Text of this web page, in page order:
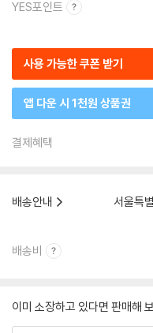
YES포인트
사용 가능한 쿠폰 받기
앱 다운 시 1천원 상품권
결제혜택
배송안내
서울특
배송비
이미 소장하고 있다면 판매해